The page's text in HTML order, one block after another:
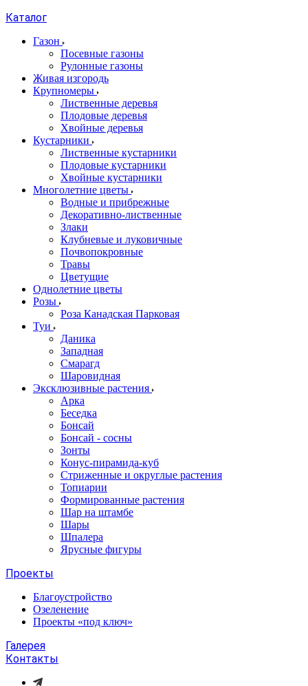
Каталог
Газон
Посевные газоны
Рулонные газоны
Живая изгородь
Крупномеры
Лиственные деревья
Плодовые деревья
Хвойные деревья
Кустарники
Лиственные кустарники
Плодовые кустарники
Хвойные кустарники
Многолетние цветы
Водные и прибрежные
Декоративно-лиственные
Злаки
Клубневые и луковичные
Почвопокровные
Травы
Цветущие
Однолетние цветы
Розы
Роза Канадская Парковая
Туи
Даника
Западная
Смарагд
Шаровидная
Эксклюзивные растения
Арка
Беседка
Бонсай
Бонсай - сосны
Зонты
Конус-пирамида-куб
Стриженные и округлые растения
Топиарии
Формированные растения
Шар на штамбе
Шары
Шпалера
Ярусные фигуры
Проекты
Благоустройство
Озеленение
Проекты «под ключ»
Галерея
Контакты